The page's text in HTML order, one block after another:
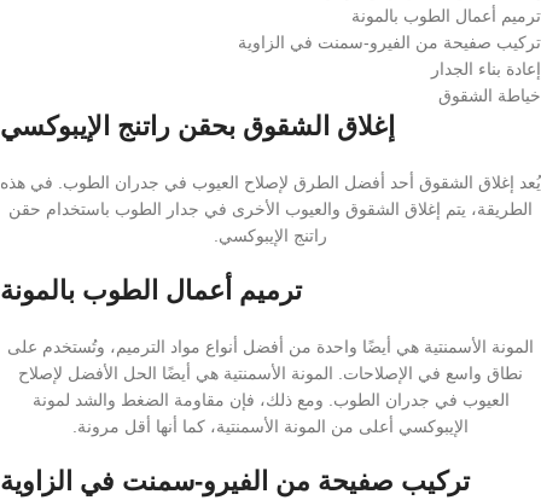
ترميم أعمال الطوب بالمونة
تركيب صفيحة من الفيرو-سمنت في الزاوية
إعادة بناء الجدار
خياطة الشقوق
إغلاق الشقوق بحقن راتنج الإيبوكسي
يُعد إغلاق الشقوق أحد أفضل الطرق لإصلاح العيوب في جدران الطوب. في هذه
الطريقة، يتم إغلاق الشقوق والعيوب الأخرى في جدار الطوب باستخدام حقن
راتنج الإيبوكسي.
ترميم أعمال الطوب بالمونة
المونة الأسمنتية هي أيضًا واحدة من أفضل أنواع مواد الترميم، وتُستخدم على
نطاق واسع في الإصلاحات. المونة الأسمنتية هي أيضًا الحل الأفضل لإصلاح
العيوب في جدران الطوب. ومع ذلك، فإن مقاومة الضغط والشد لمونة
الإيبوكسي أعلى من المونة الأسمنتية، كما أنها أقل مرونة.
تركيب صفيحة من الفيرو-سمنت في الزاوية